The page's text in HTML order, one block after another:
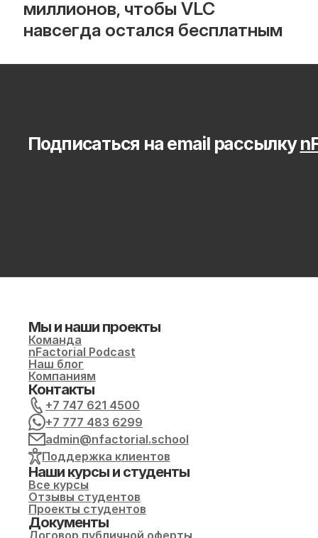
миллионов, чтобы VLC
навсегда остался бесплатным
Подписаться на email рассылку
Мы и наши проекты
Команда
nFactorial Podcast
Наш блог
Компаниям
Контакты
+7 747 621 4500
+7 777 483 6299
admin@nfactorial.school
Поддержка клиентов
Наши курсы и студенты
Все курсы
Отзывы студентов
Проекты студентов
Документы
Договор публичной оферты